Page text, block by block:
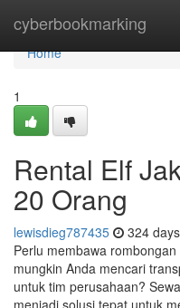
cyberbookmarking
Home
Home
1
Rental Elf
20 Orang
lewisdieg787435 324
Perlu membawa
mungkin Anda mencari
untuk tim perusahaan?
menjadi solusi tepat untuk